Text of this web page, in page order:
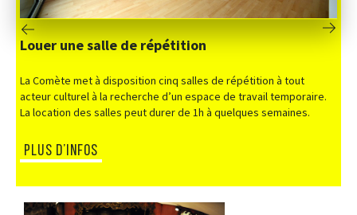
Louer une salle de répétition
La Comète met à disposition cinq salles de répétition à tout
acteur culturel à la recherche d’un espace de travail temporaire.
La location des salles peut durer de 1h à quelques semaines.
PLUS D’INFOS